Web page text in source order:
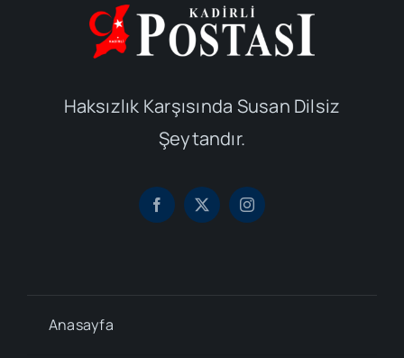
Haksızlık Karşısında Susan Dilsiz
Şeytandır.
Anasayfa